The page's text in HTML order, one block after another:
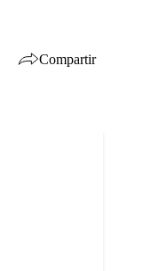
Compartir